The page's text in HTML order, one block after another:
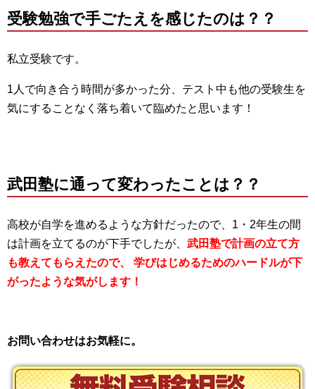
受験勉強で手ごたえを感じたのは？？
私立受験です。
1人で向き合う時間が多かった分、テスト中も他の受験生を
気にすることなく落ち着いて臨めたと思います！
武田塾に通って変わったことは？？
高校が自学を進めるような方針だったので、1・2年生の間
は計画を立てるのが下手でしたが、 武田塾で計画の立て方
も教えてもらえたので、 学びはじめるためのハードルが下
がったような気がします！
お問い合わせはお気軽に。